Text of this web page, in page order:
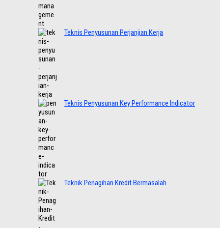
Teknis Penyusunan Perjanjian Kerja
Teknis Penyusunan Key Performance Indicator
Teknik Penagihan Kredit Bermasalah